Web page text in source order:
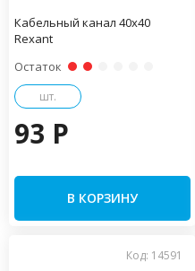
Кабельный канал 40х40
Rexant
Остаток
шт.
93 P
В КОРЗИНУ
Код: 14591